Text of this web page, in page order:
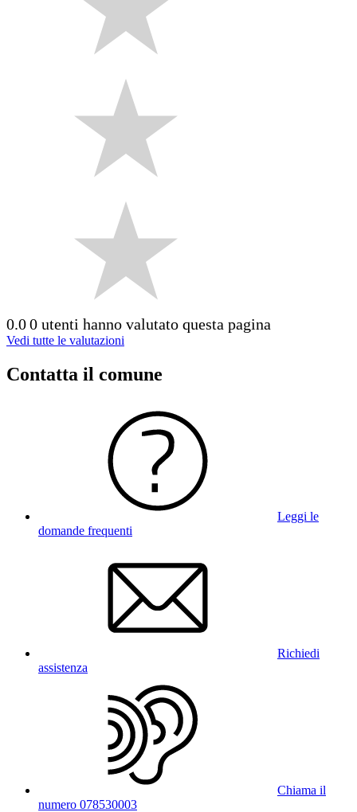
0.00 utenti hanno valutato questa pagina
Vedi tutte le valutazioni
Contatta il comune
Leggi le
domande frequenti
Richiedi
assistenza
Chiama il
numero 078530003